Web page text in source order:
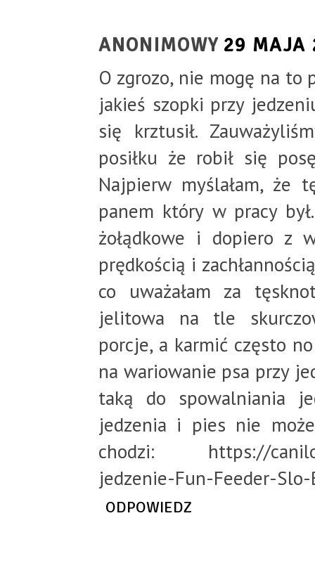
ANONIMOWY 29
O zgrozo, nie mogę na to
jakieś szopki przy
się krztusił.
posiłku że robił się
Najpierw myślałam, że
panem który w pracy
żołądkowe i dopiero z
prędkością i
co uważałam za
jelitowa na tle
porcje, a karmić często
na wariowanie psa przy
taką do spowalniania
jedzenia i pies nie
chodzi: https://
jedzenie-Fun-Feeder-
ODPOWIEDZ